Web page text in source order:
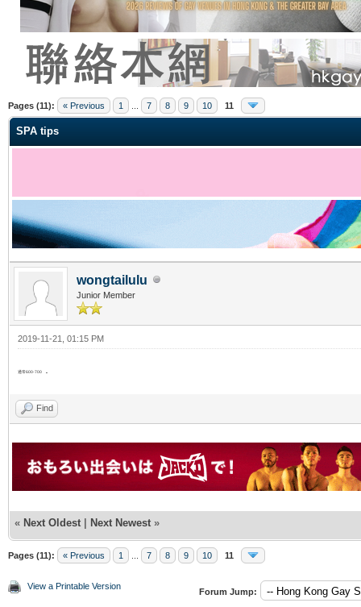
Pages (11): « Previous 1 7 8 9 10 11
SPA tips
wongtailulu
Junior Member
2019-11-21, 01:15 PM
通常600-700
Find
« Next Oldest | Next Newest »
Pages (11): « Previous 1 7 8 9 10 11
View a Printable Version
Forum Jump: